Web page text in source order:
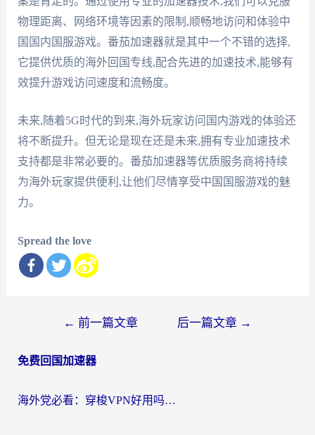
物理距离、网络环境等因素的限制,顺畅地访问和体验中
国国内国服游戏。番茄加速器就是其中一个不错的选择,
它提供优质的海外回国专线,配合先进的加速技术,能够有
效提升游戏访问速度和流畅度。
未来,随着5G时代的到来,海外玩家访问国内游戏的体验还
将不断提升。但无论是现在还是未来,拥有专业加速技术
支持都是非常必要的。番茄加速器等优质服务商将持续
为海外玩家提供便利,让他们尽情享受中国国服游戏的魅
力。
Spread the love
导
← 前一篇文章 后一篇文章 →
免费回国加速器
海外党必看：穿梭VPN好用吗？和云帆VPN对比哪个回国效果更好？附真实测评+避坑指南